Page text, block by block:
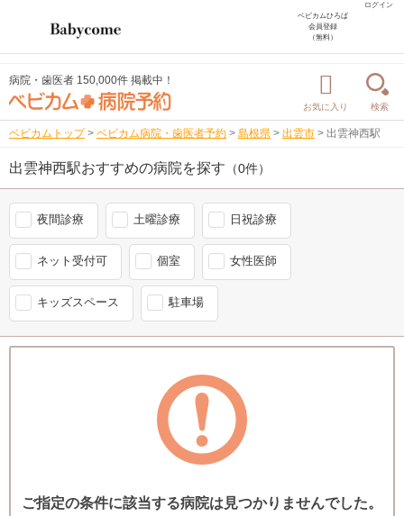
ログイン
ベビカムひろば
会員登録
（無料）
病院・歯医者 150,000件 掲載中！
お気に入り 検索
ベビカムトップ > ベビカム病院・歯医者予約 > 島根県 > 出雲市 > 出雲神西駅
出雲神西駅おすすめの病院を探す （0件）
夜間診療 土曜診療 日祝診療
ネット受付可 個室 女性医師
キッズスペース 駐車場
ご指定の条件に該当する病院は見つかりませんでした。